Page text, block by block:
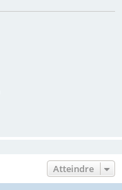
Atteindre